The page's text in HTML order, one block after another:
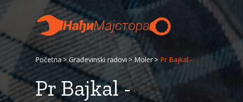
Početna Građevinski radovi Moler Pr Bajkal -
Pr Bajkal -